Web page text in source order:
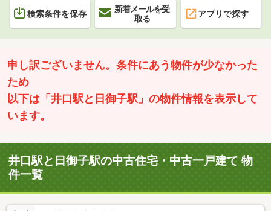
検索条件を保存
新着メールを受
取る
アプリで探す
申し訳ございません。条件にあう物件が少なかった
ため
以下は「井口駅と日御子駅」の物件情報を表示して
います。
井口駅と日御子駅の中古住宅・中古一戸建て 物
件一覧